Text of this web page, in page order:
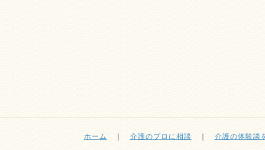
ホーム 介護のプロに相談 介護の体験談